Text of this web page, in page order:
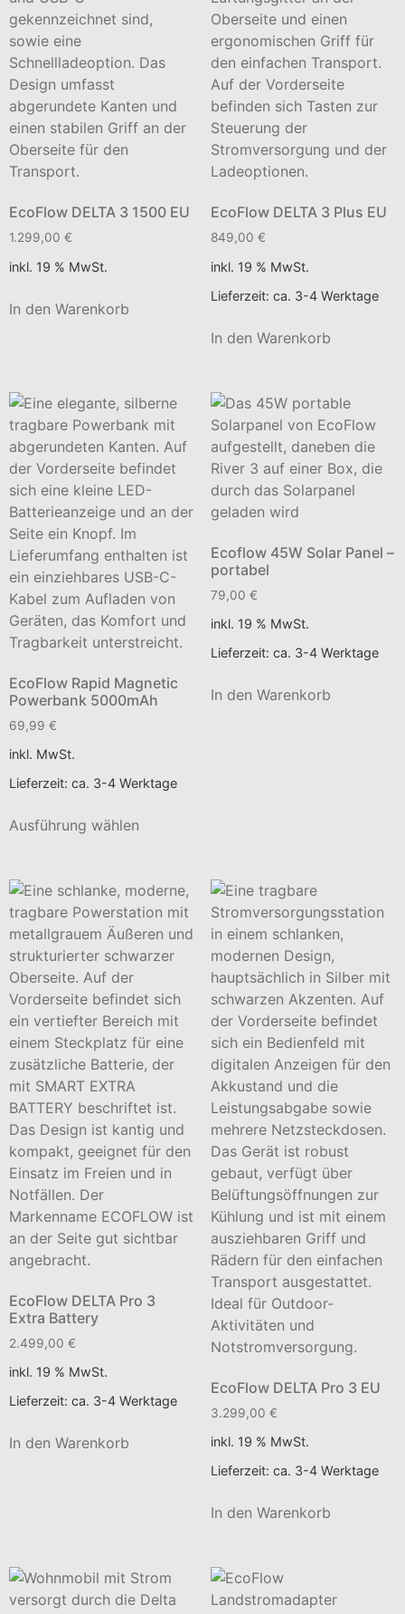
EcoFlow DELTA 3 1500 EU
1.299,00 €
inkl. 19 % MwSt.
In den Warenkorb
EcoFlow DELTA 3 Plus EU
849,00 €
inkl. 19 % MwSt.
Lieferzeit: ca. 3-4 Werktage
In den Warenkorb
EcoFlow Rapid Magnetic
Powerbank 5000mAh
69,99 €
inkl. MwSt.
Lieferzeit: ca. 3-4 Werktage
Ausführung wählen
Ecoflow 45W Solar Panel –
portabel
79,00 €
inkl. 19 % MwSt.
Lieferzeit: ca. 3-4 Werktage
In den Warenkorb
EcoFlow DELTA Pro 3
Extra Battery
2.499,00 €
inkl. 19 % MwSt.
Lieferzeit: ca. 3-4 Werktage
In den Warenkorb
EcoFlow DELTA Pro 3 EU
3.299,00 €
inkl. 19 % MwSt.
Lieferzeit: ca. 3-4 Werktage
In den Warenkorb